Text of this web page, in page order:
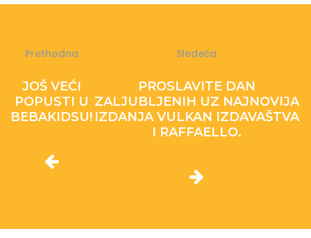
Prethodna
JOŠ VEĆI
POPUSTI U
BEBAKIDSU!
Sledeća
PROSLAVITE DAN
ZALJUBLJENIH UZ NAJNOVIJA
IZDANJA VULKAN IZDAVAŠTVA
I RAFFAELLO.